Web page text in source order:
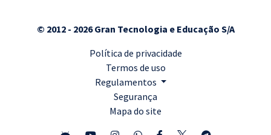
© 2012 - 2026 Gran Tecnologia e Educação S/A
Política de privacidade
Termos de uso
Regulamentos
Segurança
Mapa do site